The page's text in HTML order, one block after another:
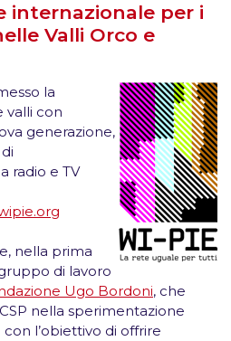
internazionale per i
Valli Orco e
la
valli con
generazione,
radio e TV
nella prima
di lavoro
Ugo Bordoni, che
nella sperimentazione
l’obiettivo di offrire